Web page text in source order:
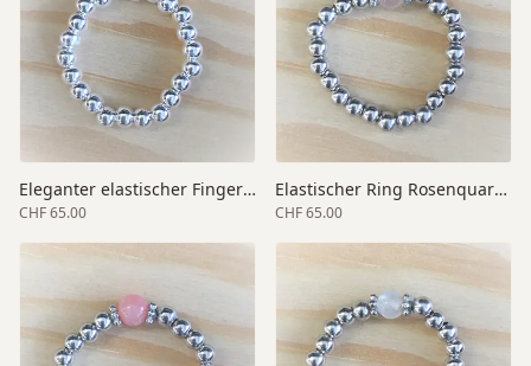
Eleganter elastischer Fingerring
CHF 65.00
Elastischer Ring Rosenquarz Silber
CHF 65.00